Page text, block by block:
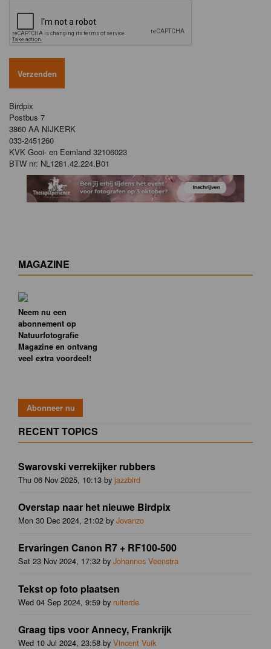
Birdpix
Postbus 7
3860 AA NIJKERK
033-2451260
KVK Gooi- en Eemland 32106023
BTW nr: NL1281.42.224.B01
MAGAZINE
Neem nu een
abonnement op
Natuurfotografie
Magazine en ontvang
veel extra voordeel!
RECENT TOPICS
Swarovski verrekijker rubbers
Thu 06 Nov 2025, 10:13 by jazzbird
Overstap naar het nieuwe Birdpix
Mon 30 Dec 2024, 21:02 by Jovanzo
Ervaringen Canon R7 + RF100-500
Sat 23 Nov 2024, 17:32 by Johannes Veenstra
Tekst op foto plaatsen
Wed 04 Sep 2024, 9:59 by ruiterde
Graag tips voor Annecy, Frankrijk
Wed 10 Jul 2024, 23:58 by Vincent Vuik